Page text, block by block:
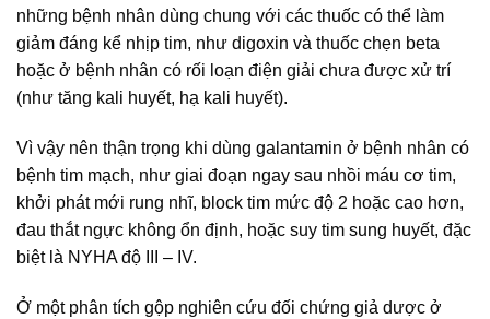
những bệnh nhân dùng chung với các thuốc có thể làm
giảm đáng kể nhịp tim, như digoxin và thuốc chẹn beta
hoặc ở bệnh nhân có rối loạn điện giải chưa được xử trí
(như tăng kali huyết, hạ kali huyết).
Vì vậy nên thận trọng khi dùng galantamin ở bệnh nhân có
bệnh tim mạch, như giai đoạn ngay sau nhồi máu cơ tim,
khởi phát mới rung nhĩ, block tim mức độ 2 hoặc cao hơn,
đau thắt ngực không ổn định, hoặc suy tim sung huyết, đặc
biệt là NYHA độ III – IV.
Ở một phân tích gộp nghiên cứu đối chứng giả dược ở